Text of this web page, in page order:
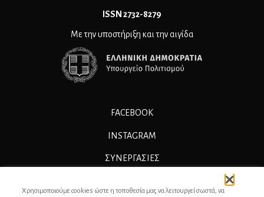
ΙSSN 2732-8279
Με την υποστήριξη και την αιγίδα
FACEBOOK
INSTAGRAM
ΣΥΝΕΡΓΑΣΊΕΣ
Χρησιμοποιούμε cookies ώστε η τοποθεσία μας να λειτουργεί σωστά, να